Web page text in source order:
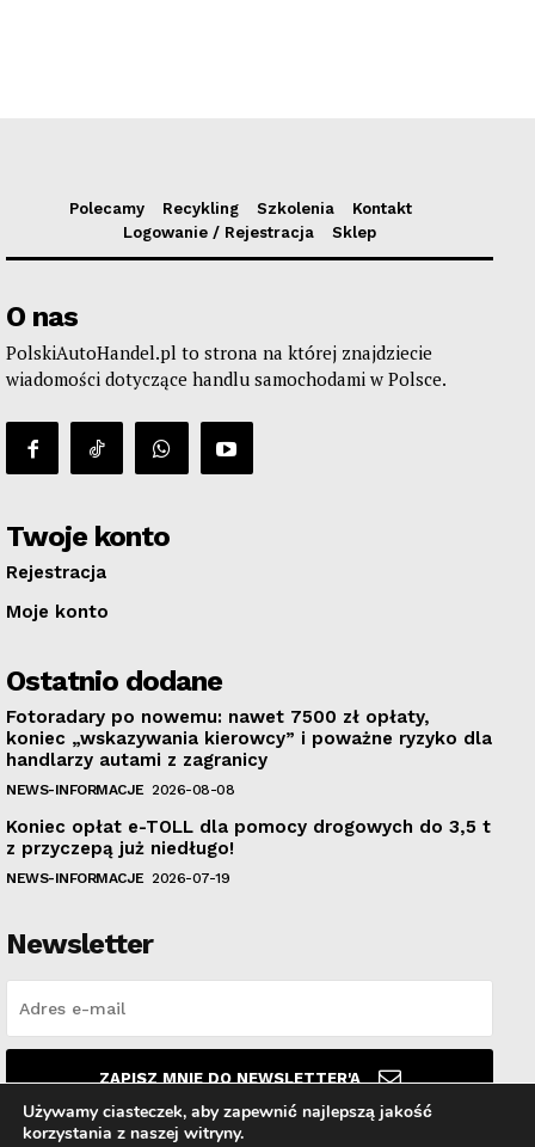
Polecamy Recykling Szkolenia
Kontakt
Logowanie / Rejestracja
Sklep
O nas
PolskiAutoHandel.pl to strona na której znajdziecie
wiadomości dotyczące handlu samochodami w Polsce.
Twoje konto
Rejestracja
Moje konto
Ostatnio dodane
Fotoradary po nowemu: nawet 7500 zł opłaty,
koniec „wskazywania kierowcy” i poważne ryzyko dla
handlarzy autami z zagranicy
NEWS-INFORMACJE 2026-08-08
Koniec opłat e-TOLL dla pomocy drogowych do 3,5 t
z przyczepą już niedługo!
NEWS-INFORMACJE 2026-07-19
Newsletter
ZAPISZ MNIE DO NEWSLETTER'A
Przeczytałem i akceptujęPolitykę prywatności
Używamy ciasteczek, aby zapewnić najlepszą jakość
korzystania z naszej witryny.